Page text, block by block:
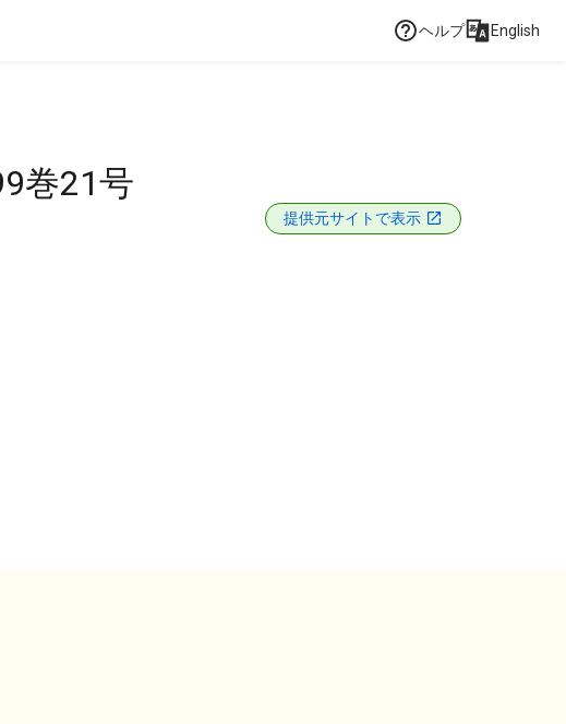
ヘルプ English
21号
提供元サイトで表示